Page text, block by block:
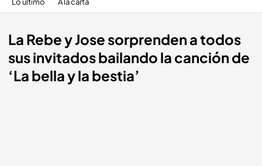
La Rebe y Jose sorprenden a todos
sus invitados bailando la canción de
‘La bella y la bestia’